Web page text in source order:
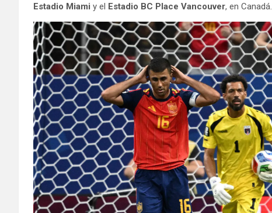
Estadio Miami y el Estadio BC Place Vancouver, en Canadá.